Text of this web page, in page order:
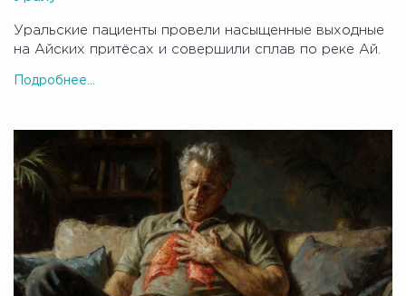
Уральские пациенты провели насыщенные выходные
на Айских притёсах и совершили сплав по реке Ай.
Подробнее...